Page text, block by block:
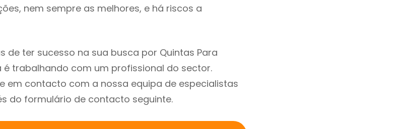
nem sempre as melhores, e há riscos a
de ter sucesso na sua busca por Quintas Para
é trabalhando com um profissional do sector.
em contacto com a nossa equipa de especialistas
do formulário de contacto seguinte.